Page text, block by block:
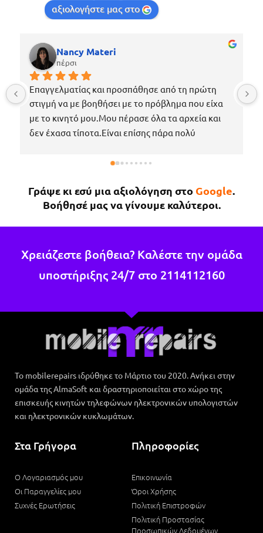
αξιολογήστε μας στο
Nancy Materi
πέρσι
Επαγγελματίας και προσπάθησε από τη πρώτη
στιγμή να με βοηθήσει με το πρόβλημα που είχα
με το κινητό μου.Μου πέρασε όλα τα αρχεία και
δεν έχασα τίποτα.Είναι επίσης πάρα πολύ
να πάρω το κινητό μου το νωρίτερο δυνατόν
κάτι άλλο θα επιστρέψω σίγουρα.
Γράψε κι εσύ μια αξιολόγηση στο Google.
Βοήθησέ μας να γίνουμε καλύτεροι.
Χρειάζεστε βοήθεια? Καλέστε την ομάδα
υποστήριξης 24/7 στο 2114112160
Το mobilerepairs ιδρύθηκε το Μάρτιο του 2020. Ανήκει στην
ομάδα της AlmaSoft και δραστηριοποιείται στο χώρο της
επισκευής κινητών τηλεφώνων ηλεκτρονικών υπολογιστών
και ηλεκτρονικών κυκλωμάτων.
Στα Γρήγορα
Ο Λογαριασμός μου
Οι Παραγγελίες μου
Συχνές Ερωτήσεις
Πληροφορίες
Επικοινωνία
Όροι Χρήσης
Πολιτική Επιστροφών
Πολιτική Προστασίας
Προσωπικών Δεδομένων